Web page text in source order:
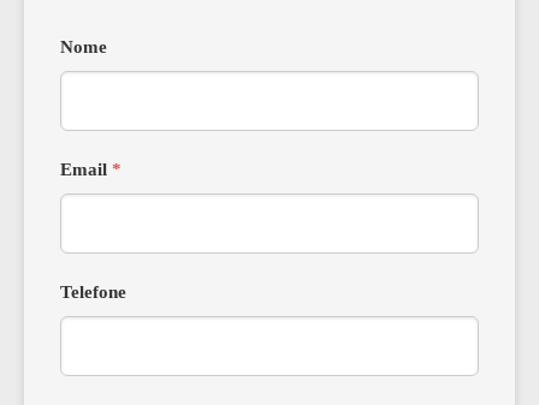
Nome
Email *
Telefone